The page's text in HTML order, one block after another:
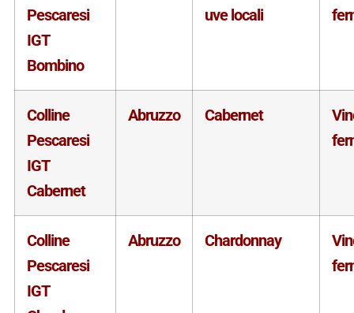
Pescaresi
IGT
Bombino
uve locali
Colline
Pescaresi
IGT
Cabernet
Abruzzo Cabernet
Colline
Pescaresi
IGT
Abruzzo Chardonnay